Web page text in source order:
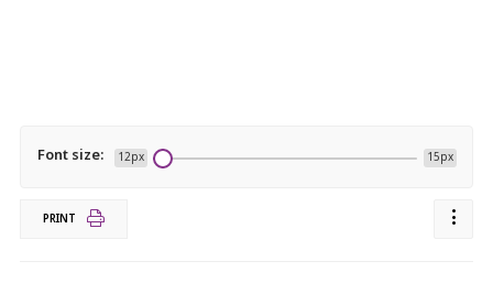
Font size: 12px 15px
PRINT